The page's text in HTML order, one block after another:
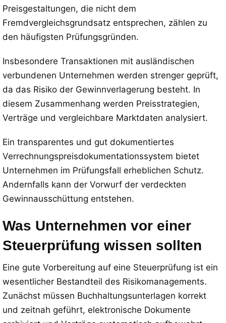
Preisgestaltungen, die nicht dem
Fremdvergleichsgrundsatz entsprechen, zählen zu
den häufigsten Prüfungsgründen.
Insbesondere Transaktionen mit ausländischen
verbundenen Unternehmen werden strenger geprüft,
da das Risiko der Gewinnverlagerung besteht. In
diesem Zusammenhang werden Preisstrategien,
Verträge und vergleichbare Marktdaten analysiert.
Ein transparentes und gut dokumentiertes
Verrechnungspreisdokumentationssystem bietet
Unternehmen im Prüfungsfall erheblichen Schutz.
Andernfalls kann der Vorwurf der verdeckten
Gewinnausschüttung entstehen.
Was Unternehmen vor einer
Steuerprüfung wissen sollten
Eine gute Vorbereitung auf eine Steuerprüfung ist ein
wesentlicher Bestandteil des Risikomanagements.
Zunächst müssen Buchhaltungsunterlagen korrekt
und zeitnah geführt, elektronische Dokumente